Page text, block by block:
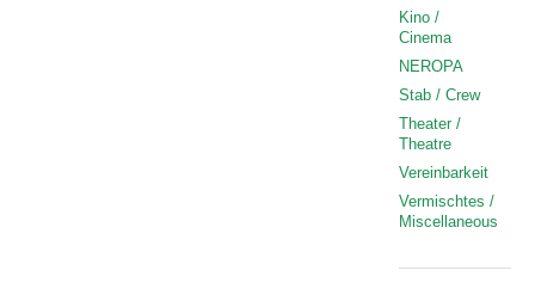
Kino /
Cinema
NEROPA
Stab / Crew
Theater /
Theatre
Vereinbarkeit
Vermischtes /
Miscellaneous